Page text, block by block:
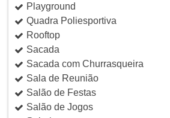
Playground
Quadra Poliesportiva
Rooftop
Sacada
Sacada com Churrasqueira
Sala de Reunião
Salão de Festas
Salão de Jogos